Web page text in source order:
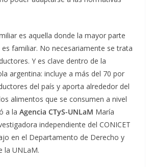
es aquella donde la mayor parte
familiar. No necesariamente se trata
Y es clave dentro de la
argentina: incluye a más del 70 por
del país y aporta alrededor del
alimentos que se consumen a nivel
a la Agencia CTyS-UNLaM María
independiente del CONICET
en el Departamento de Derecho y
la UNLaM.